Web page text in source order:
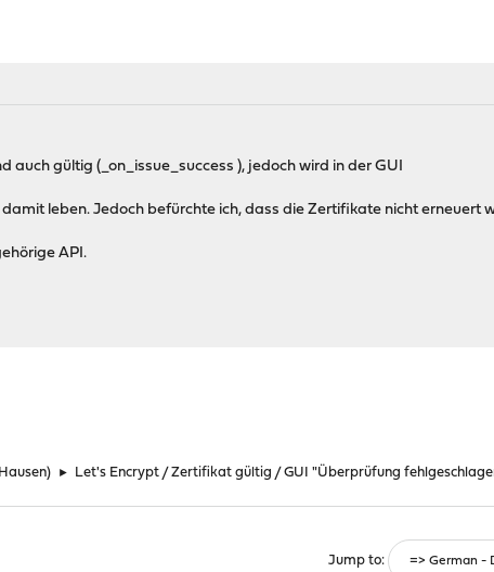
gültig (_on_issue_success ), jedoch wird in der GUI
leben. Jedoch befürchte ich, dass die Zertifikate nicht erneuert
API.
) ► Let's Encrypt / Zertifikat gültig / GUI "Überprüfung
Jump to